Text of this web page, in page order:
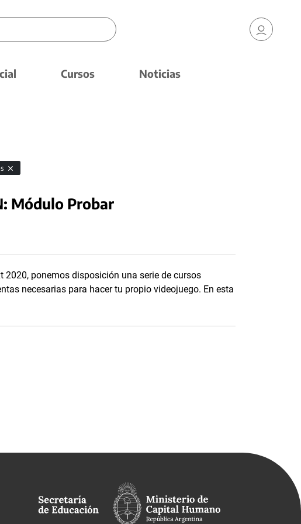
Cursos Noticias
Módulo Probar
2020, ponemos disposición una serie de cursos
necesarias para hacer tu propio videojuego. En esta